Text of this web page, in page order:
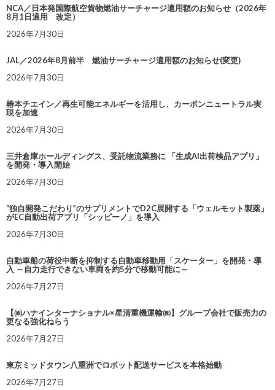
NCA／日本発国際航空貨物燃油サーチャージ適用額のお知らせ（2026年
8月1日適用 改定）
2026年7月30日
JAL／2026年8月前半 燃油サーチャージ適用額のお知らせ(変更)
2026年7月30日
椿本チエイン／再生可能エネルギーを活用し、カーボンニュートラル実
現を加速
2026年7月30日
三井倉庫ホールディングス、受託物流業務に 「生成AI出荷検品アプリ」
を開発・導入開始
2026年7月30日
“独自開発こだわり”のサプリメントでD2C展開する「ウェルモット製薬」
がEC自動出荷アプリ「シッピーノ」を導入
2026年7月30日
自動車船の荷役中断を抑制する自動車移動用「スケーター」を開発・導
入 ～自力走行できない車両を約5分で移動可能に～
2026年7月27日
【㈱ハナインターナショナル×星清重機運輸㈱】グループ会社で販売力の
更なる強化ねらう
2026年7月27日
東京ミッドタウン八重洲でロボット配送サービスを本格始動
2026年7月27日